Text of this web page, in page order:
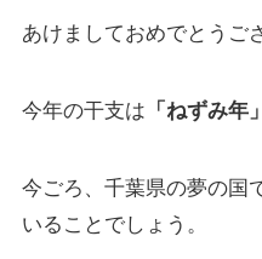
あけましておめでとうご
今年の干支は 「ねずみ年」
今ごろ、千葉県の夢の国
いることでしょう。